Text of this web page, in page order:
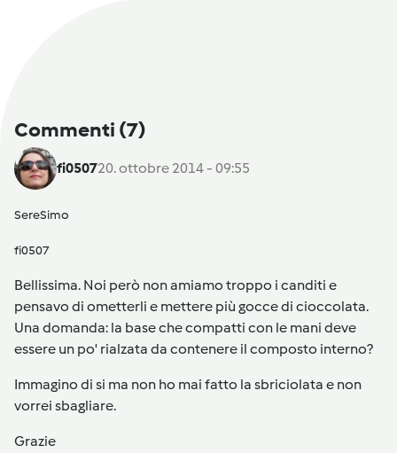
Commenti (7)
fi050720. ottobre 2014 - 09:55
SereSimo
fi0507
Bellissima. Noi però non amiamo troppo i canditi e
pensavo di ometterli e mettere più gocce di cioccolata.
Una domanda: la base che compatti con le mani deve
essere un po' rialzata da contenere il composto interno?
Immagino di si ma non ho mai fatto la sbriciolata e non
vorrei sbagliare.
Grazie